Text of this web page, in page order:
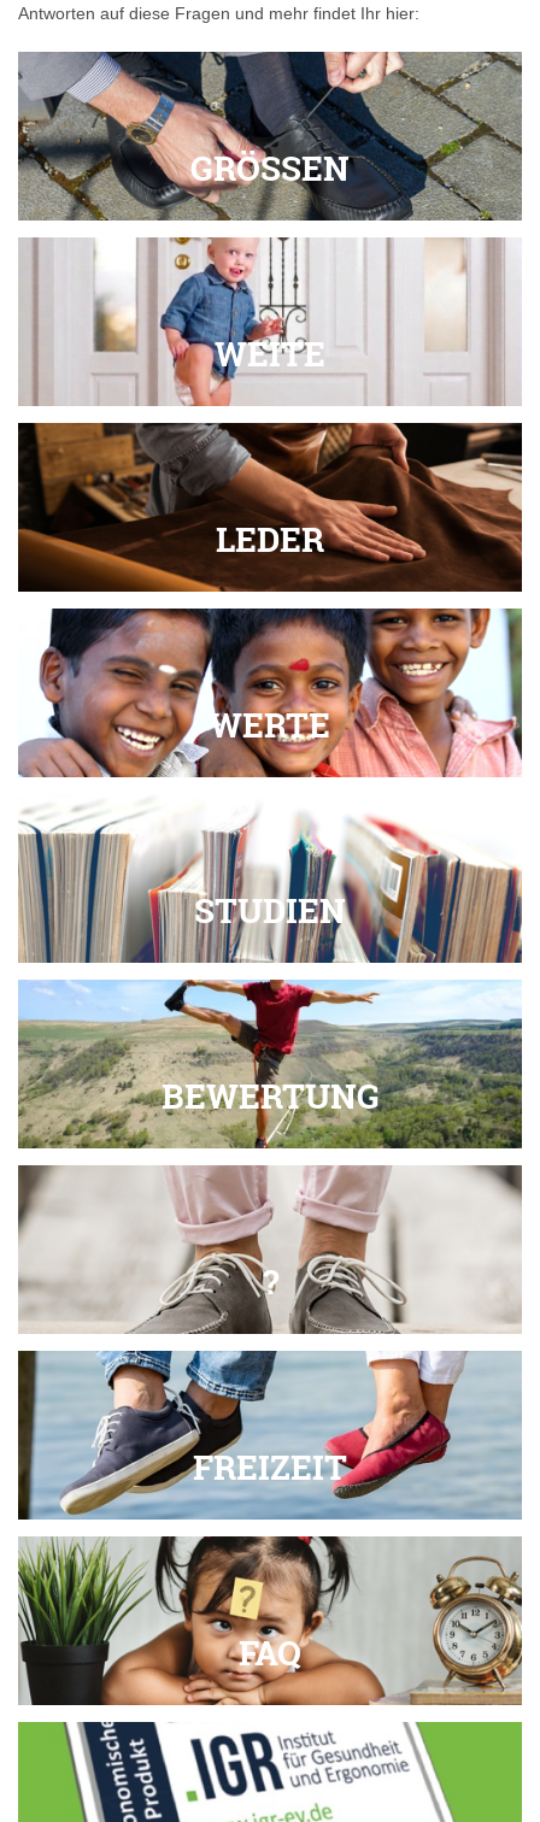
Antworten auf diese Fragen und mehr findet Ihr hier:
GRÖSSEN
WEITE
LEDER
WERTE
STUDIEN
BEWERTUNG
?
FREIZEIT
FAQ